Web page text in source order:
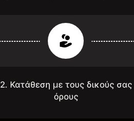
2. Κατάθεση με τους δικούς σας
όρους